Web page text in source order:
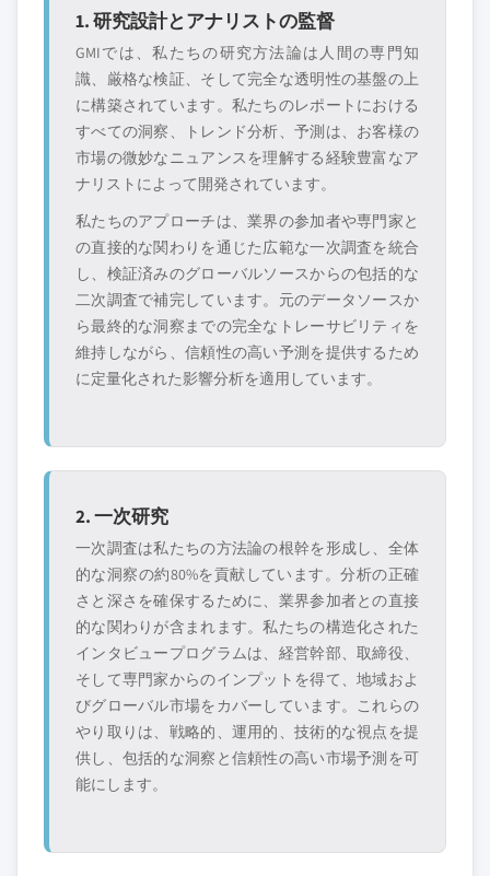
1. 研究設計とアナリストの監督
GMIでは、私たちの研究方法論は人間の専門知
識、厳格な検証、そして完全な透明性の基盤の上
に構築されています。私たちのレポートにおける
すべての洞察、トレンド分析、予測は、お客様の
市場の微妙なニュアンスを理解する経験豊富なア
ナリストによって開発されています。
私たちのアプローチは、業界の参加者や専門家と
の直接的な関わりを通じた広範な一次調査を統合
し、検証済みのグローバルソースからの包括的な
二次調査で補完しています。元のデータソースか
ら最終的な洞察までの完全なトレーサビリティを
維持しながら、信頼性の高い予測を提供するため
に定量化された影響分析を適用しています。
2. 一次研究
一次調査は私たちの方法論の根幹を形成し、全体
的な洞察の約80%を貢献しています。分析の正確
さと深さを確保するために、業界参加者との直接
的な関わりが含まれます。私たちの構造化された
インタビュープログラムは、経営幹部、取締役、
そして専門家からのインプットを得て、地域およ
びグローバル市場をカバーしています。これらの
やり取りは、戦略的、運用的、技術的な視点を提
供し、包括的な洞察と信頼性の高い市場予測を可
能にします。